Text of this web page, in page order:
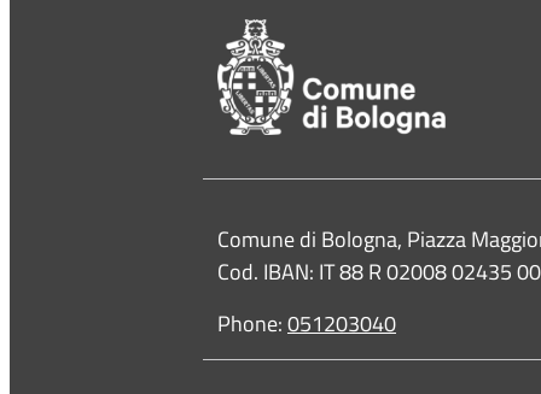
Contacts
Comune di Bologna, Piazza
Cod. IBAN: IT 88 R 02008 02435
Phone:051203040